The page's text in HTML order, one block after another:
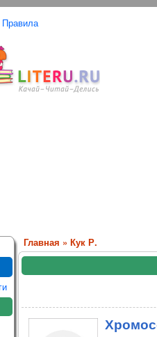
Правила
Главная » Кук Р.